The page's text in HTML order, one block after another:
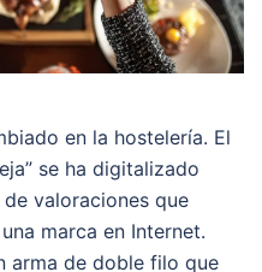
en la hostelería. El
se ha digitalizado
valoraciones que
marca en Internet.
arma de doble filo que